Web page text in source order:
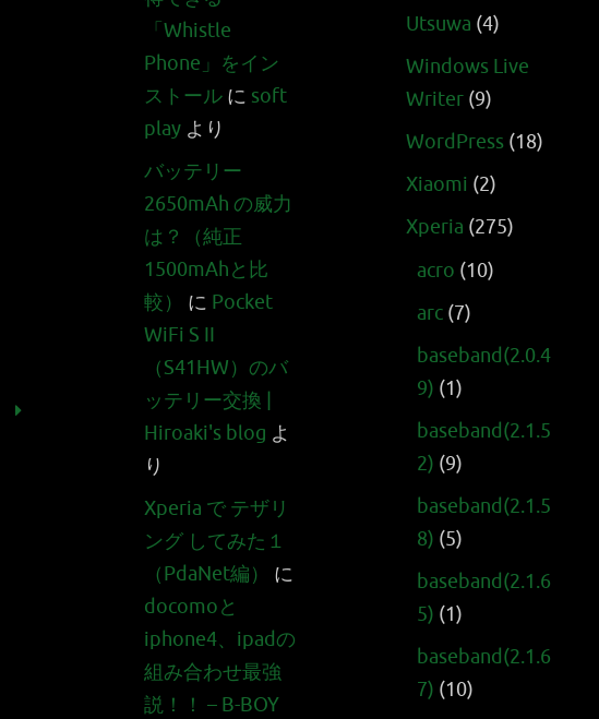
「Whistle
Phone」をイン
ストール に soft
play より
バッテリー
2650mAh の威力
は？（純正
1500mAhと比
較）
に Pocket
WiFi S II
（S41HW）のバ
ッテリー交換 |
Hiroaki's blog よ
り
Xperia で テザリ
ング してみた１
（PdaNet編）
に
docomoと
iphone4、ipadの
組み合わせ最強
説！！ – B-BOY
Utsuwa (4)
Windows Live
Writer (9)
WordPress (18)
Xiaomi (2)
Xperia (275)
acro (10)
arc (7)
baseband(2.0.4
9) (1)
baseband(2.1.5
2) (9)
baseband(2.1.5
8) (5)
baseband(2.1.6
5) (1)
baseband(2.1.6
7) (10)